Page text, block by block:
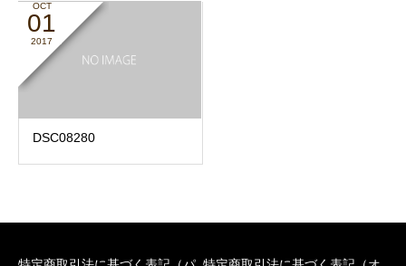
OCT
01
2017
DSC08280